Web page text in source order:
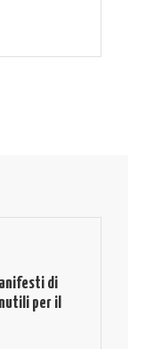
di
per il